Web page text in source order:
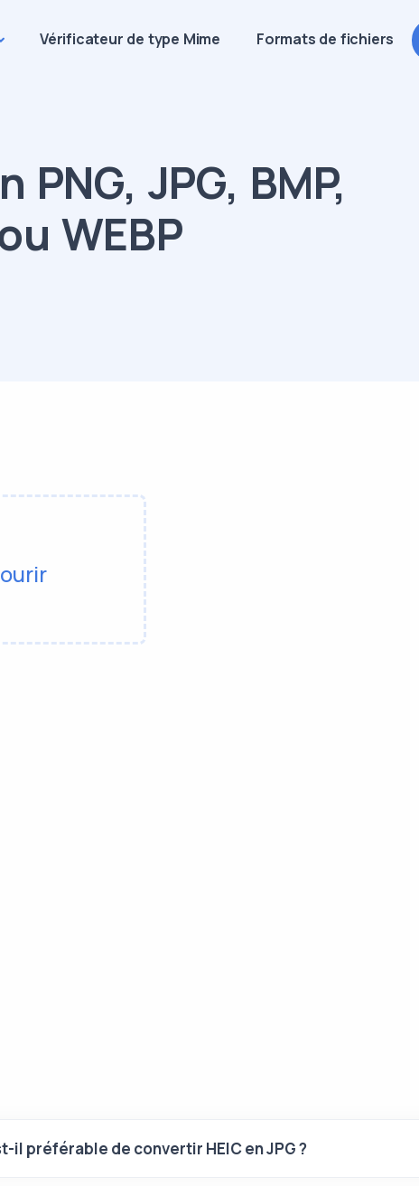
Vérificateur de type Mime Formats de fichiers
JPG, BMP,
WEBP
il préférable de convertir HEIC en JPG ?